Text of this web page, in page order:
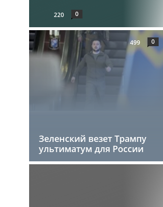
220 0
Зеленский везет Трампу
ультиматум для России
499 0